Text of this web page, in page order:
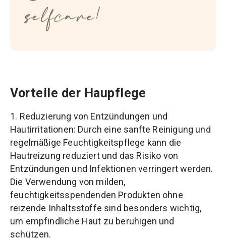
selfcare!
Vorteile der Haupflege
1. Reduzierung von Entzündungen und
Hautirritationen: Durch eine sanfte Reinigung und
regelmäßige Feuchtigkeitspflege kann die
Hautreizung reduziert und das Risiko von
Entzündungen und Infektionen verringert werden.
Die Verwendung von milden,
feuchtigkeitsspendenden Produkten ohne
reizende Inhaltsstoffe sind besonders wichtig,
um empfindliche Haut zu beruhigen und
schützen.